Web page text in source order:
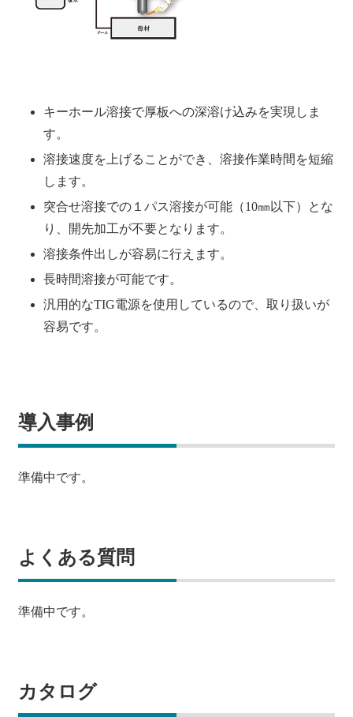
キーホール溶接で厚板への深溶け込みを実現しま
す。
溶接速度を上げることができ、溶接作業時間を短縮
します。
突合せ溶接での１パス溶接が可能（10㎜以下）とな
り、開先加工が不要となります。
溶接条件出しが容易に行えます。
長時間溶接が可能です。
汎用的なTIG電源を使用しているので、取り扱いが
容易です。
導入事例
準備中です。
よくある質問
準備中です。
カタログ